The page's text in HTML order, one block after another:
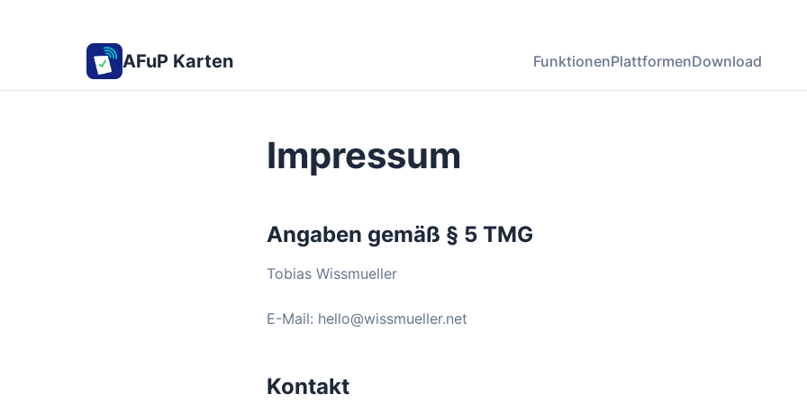
AFuP Karten FunktionenPlattformenDownload
Impressum
Angaben gemäß § 5 TMG
Tobias Wissmueller
E-Mail: hello@wissmueller.net
Kontakt